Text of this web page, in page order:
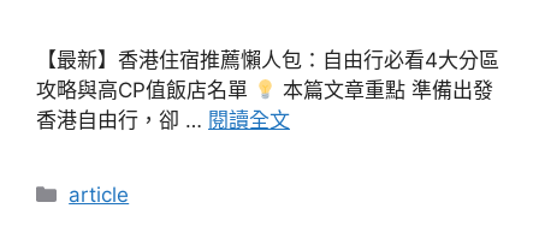
【最新】香港住宿推薦懶人包：自由行必看4大分區
攻略與高CP值飯店名單
本篇文章重點 準備出發
香港自由行，卻 … 閱讀全文
分
article